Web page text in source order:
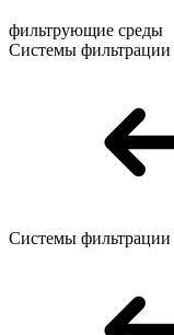
фильтрующие среды
Системы фильтрации
Системы фильтрации